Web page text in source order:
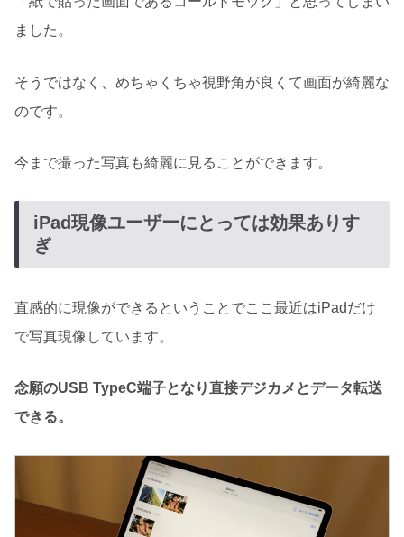
ました。
そうではなく、めちゃくちゃ視野角が良くて画面が綺麗な
のです。
今まで撮った写真も綺麗に見ることができます。
iPad現像ユーザーにとっては効果ありす
ぎ
直感的に現像ができるということでここ最近はiPadだけ
で写真現像しています。
念願のUSB TypeC端子となり直接デジカメとデータ転送
できる。